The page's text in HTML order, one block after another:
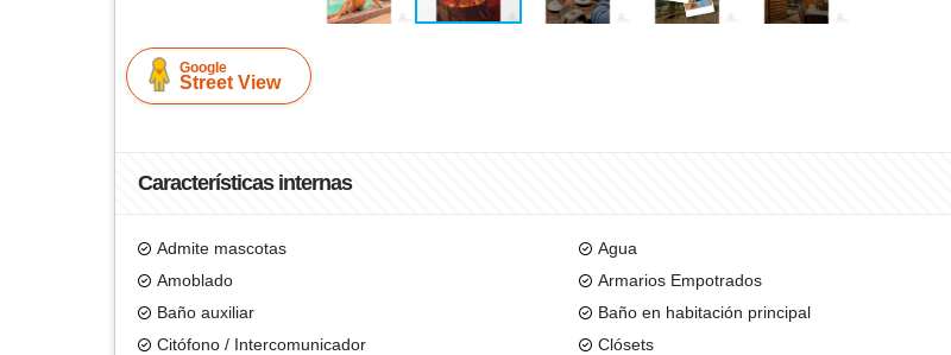
Google
Street View
Características internas
Admite mascotas Agua
Amoblado
Armarios Empotrados
Baño auxiliar
Baño en habitación principal
Citófono / Intercomunicador
Clósets